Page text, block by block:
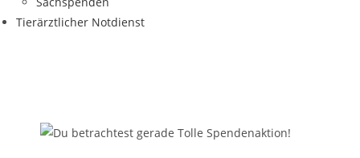
Tierärztlicher Notdienst